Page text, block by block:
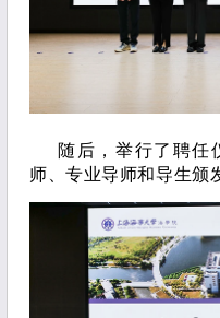
随后，举行了聘任
师、专业导师和导生颁